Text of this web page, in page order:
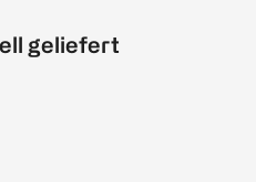
geliefert